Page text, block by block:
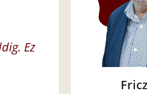
Ez